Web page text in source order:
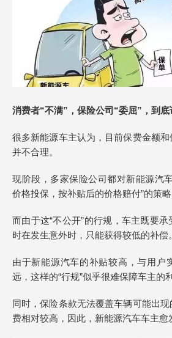
消费者“不满”，保险公司“委屈”，到底
很多新能源车主认为，目前保费金额
并不合理。
现阶段，多家保险公司都对新能源汽
价格投保，按补贴后的价格赔付”的策略
而由于这“不公开”的行规，车主既要
时在发生意外时，只能获得较低的补偿。
由于新能源汽车的补贴较高，与用户
远，这样的“行规”似乎很难保障车主的
同时，保险条款无法覆盖车辆可能出
费相对较高，因此，新能源汽车车主愈